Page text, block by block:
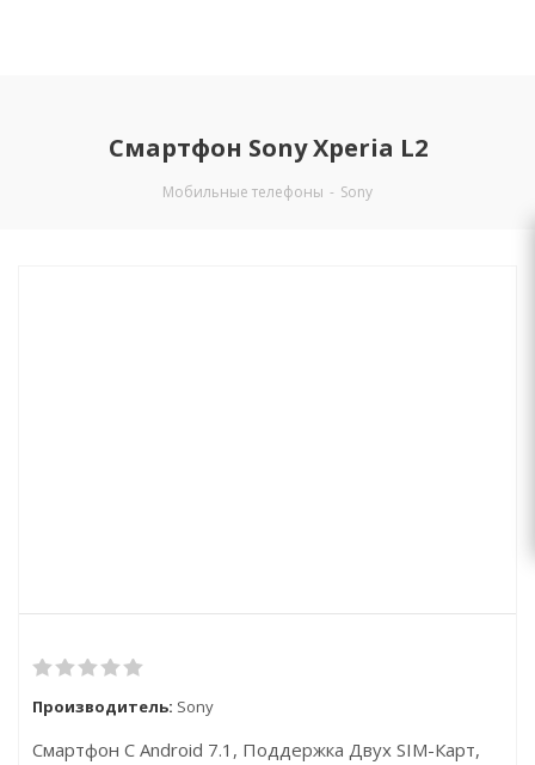
Смартфон Sony Xperia L2
Мобильные телефоны - Sony
Производитель: Sony
Смартфон С Android 7.1, Поддержка Двух SIM-Карт,